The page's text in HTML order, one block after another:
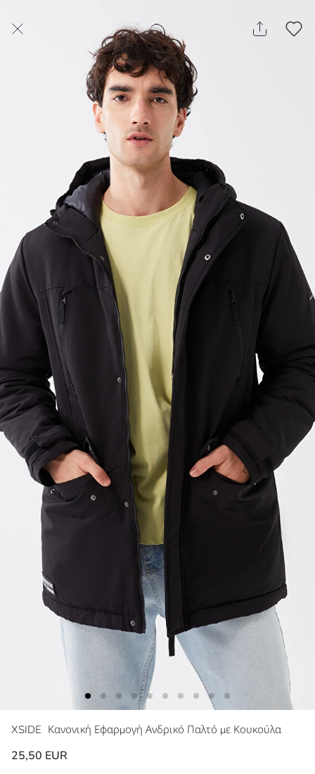
XSIDE Κανονική Εφαρμογή Ανδρικό Παλτό με Κουκούλα
25,50 EUR